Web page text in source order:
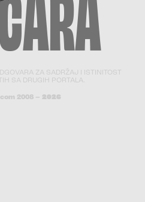
ZA SADRŽAJ I ISTINITOST
SA DRUGIH PORTALA.
2008 – 2026